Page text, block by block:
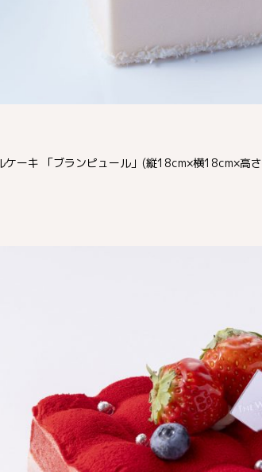
ケーキ 「ブランピュール」(縦18cm×横18cm×